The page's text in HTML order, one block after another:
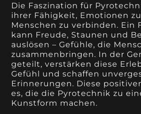
Die Faszination für
ihrer Fähigkeit, Emotionen
Menschen zu verbinden. Ein
kann Freude, Staunen und
auslösen – Gefühle, die
zusammenbringen. In der
geteilt, verstärken diese
Gefühl und schaffen
Erinnerungen. Diese
es, die die Pyrotechnik zu
Kunstform machen.